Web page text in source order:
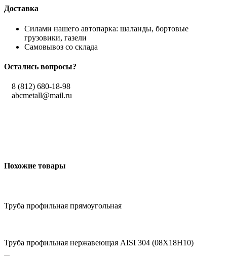
Доставка
Силами нашего автопарка: шаланды, бортовые
грузовики, газели
Самовывоз со склада
Остались вопросы?
8 (812) 680-18-98
abcmetall@mail.ru
Похожие товары
Труба профильная прямоугольная
Труба профильная нержавеющая AISI 304 (08Х18Н10)